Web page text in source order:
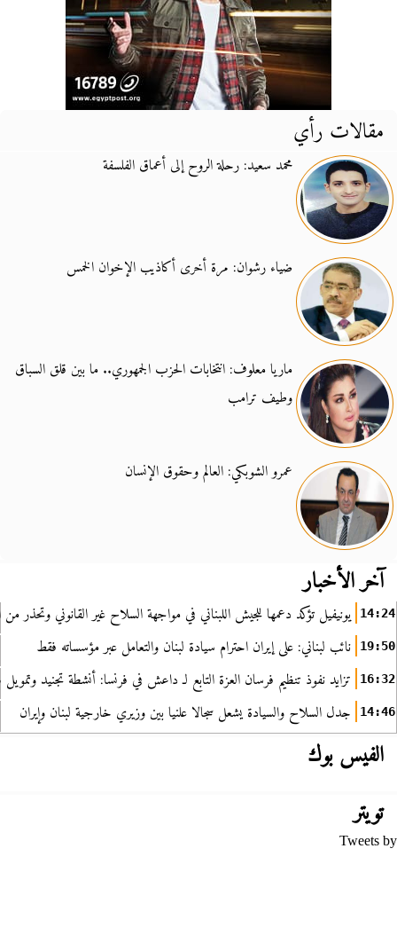
مقالات رأي
محمد سعيد: رحلة الروح إلى أعماق الفلسفة
ضياء رشوان: مرة أخرى أكاذيب الإخوان الخمس
ماريا معلوف: انتخابات الحزب الجمهوري.. ما بين قلق السباق
وطيف ترامب
عمرو الشوبكي: العالم وحقوق الإنسان
آخر الأخبار
14:24 يونيفيل تؤكد دعمها للجيش اللبناني في مواجهة السلاح غير القانوني وتحذر من
19:50 نائب لبناني: على إيران احترام سيادة لبنان والتعامل عبر مؤسساته فقط
16:32 تزايد نفوذ تنظيم فرسان العزة التابع لـ داعش في فرنسا: أنشطة تجنيد
14:46 جدل السلاح والسيادة يشعل سجالا علنيا بين وزيري خارجية لبنان وإيران
الفيس بوك
تويتر
Tweets by